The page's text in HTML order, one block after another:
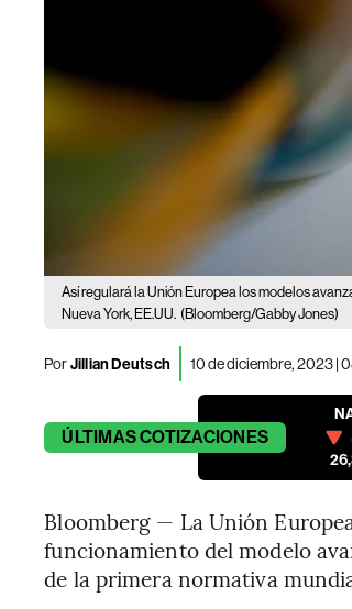
Así regulará la Unión Europea los modelos
Nueva York, EE.UU. (Bloomberg/Gabby Jones)
PorJillian Deutsch 10 de diciembre, 2023 |
ÚLTIMASCOTIZACIONES
Bloomberg — La Unión
funcionamiento del modelo
de la primera normativa